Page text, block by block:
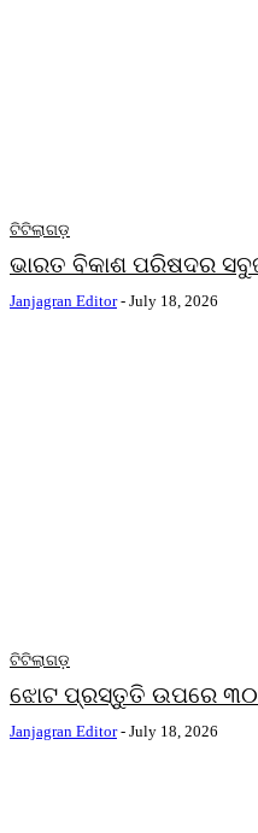
ଟିଟିଲାଗଡ଼
ଭାରତ ବିକାଶ ପରିଷଦର
Janjagran Editor - July 18, 2026
ଟିଟିଲାଗଡ଼
ଝୋଟ ପ୍ରସ୍ତୁତି ଉପରେ
Janjagran Editor - July 18, 2026